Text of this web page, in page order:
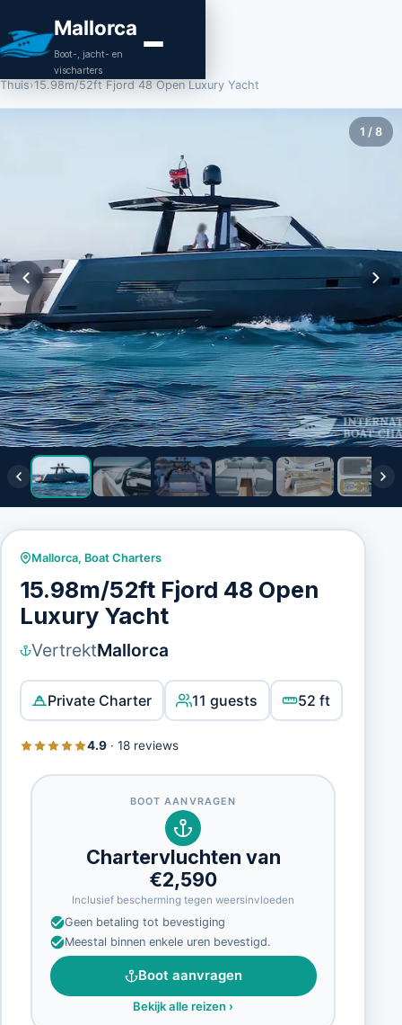
Mallorca
Boot-, jacht- en
vischarters
Thuis›15.98m/52ft Fjord 48 Open Luxury Yacht
1 /8
Mallorca, Boat Charters
15.98m/52ft Fjord 48 Open
Luxury Yacht
VertrektMallorca
Private Charter 11 guests 52 ft
4.9· 18 reviews
BOOT AANVRAGEN
Chartervluchten van
€2,590
Inclusief bescherming tegen weersinvloeden
Geen betaling tot bevestiging
Meestal binnen enkele uren bevestigd.
Boot aanvragen
Bekijk alle reizen ›